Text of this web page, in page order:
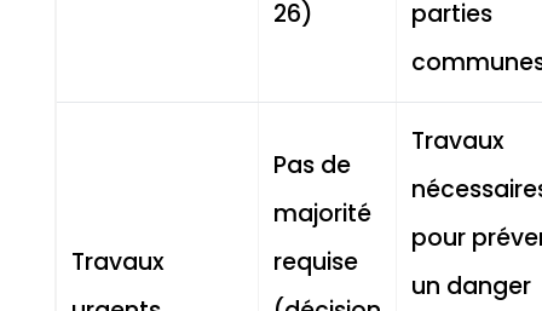
26)
parties
Travaux
Pas de
majorité
requise
Travaux
pour
un danger